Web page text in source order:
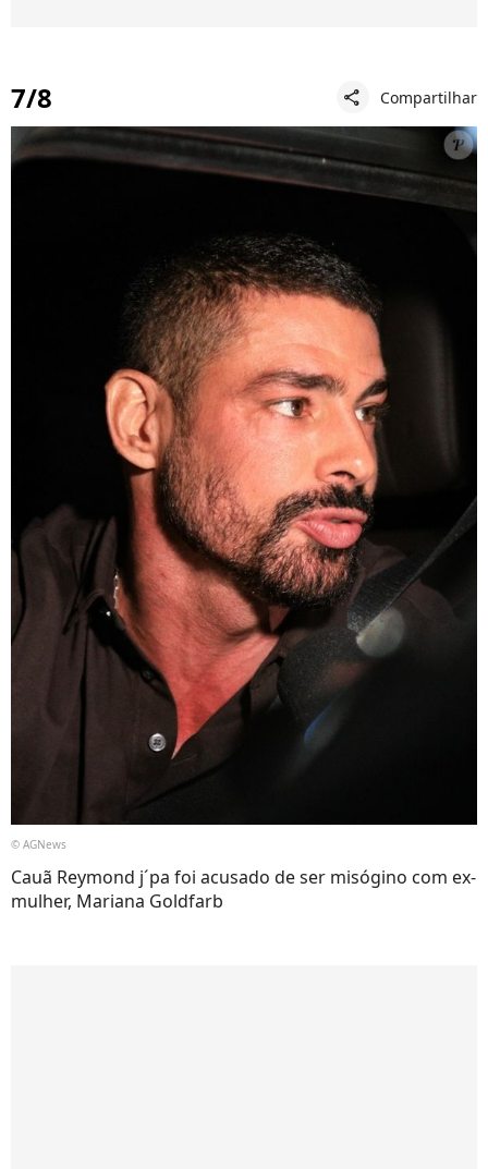
7/8 share Compartilhar
© AGNews
Cauã Reymond j´pa foi acusado de ser misógino com ex-
mulher, Mariana Goldfarb